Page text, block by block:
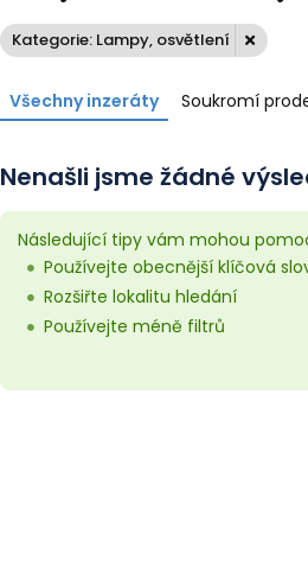
Kategorie: Lampy, osvětlení
Všechny inzeráty Soukromí
Nenašli jsme žádné
Následující tipy vám mohou
Používejte obecnější klíčová
Rozšiřte lokalitu hledání
Používejte méně filtrů